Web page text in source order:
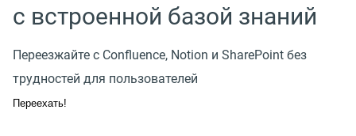
с встроенной базой знаний
Переезжайте с Confluence, Notion и SharePoint без
трудностей для пользователей
Переехать!